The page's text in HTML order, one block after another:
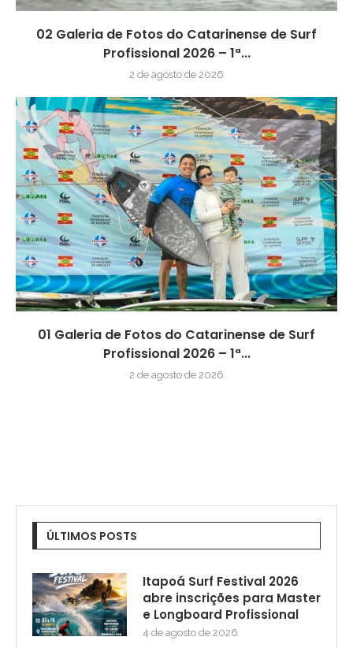
02 Galeria de Fotos do Catarinense de Surf
Profissional 2026 – 1ª...
2 de agosto de 2026
01 Galeria de Fotos do Catarinense de Surf
Profissional 2026 – 1ª...
2 de agosto de 2026
ÚLTIMOS POSTS
Itapoá Surf Festival 2026
abre inscrições para Master
e Longboard Profissional
4 de agosto de 2026